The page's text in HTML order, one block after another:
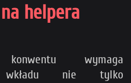
helpera
konwentu wymaga
wkładu nie tylko